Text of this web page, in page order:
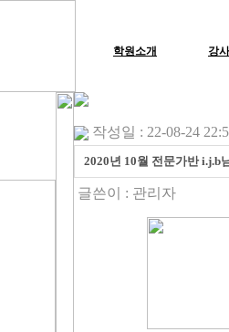
학원소개 강
작성일 : 22-08-24
2020년 10월 전문가반 i.j.b
글쓴이 : 관리자